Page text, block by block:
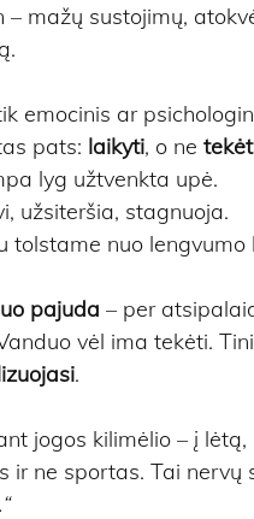
– mažų sustojimų,
emocinis ar
pats: laikyti, o ne
lyg užtvenkta upė.
užsiteršia, stagnuoja.
tolstame nuo lengvumo
pajuda – per
vėl ima tekėti.
.
jogos kilimėlio – į
ir ne sportas. Tai nervų